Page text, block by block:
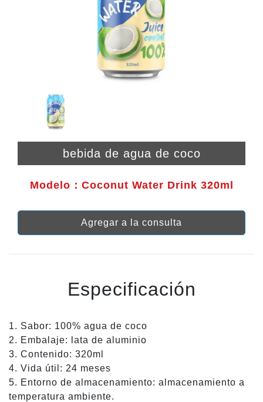
bebida de agua de coco
Modelo：Coconut Water Drink 320ml
Agregar a la consulta
Especificación
1. Sabor: 100% agua de coco
2. Embalaje: lata de aluminio
3. Contenido: 320ml
4. Vida útil: 24 meses
5. Entorno de almacenamiento: almacenamiento a
temperatura ambiente.